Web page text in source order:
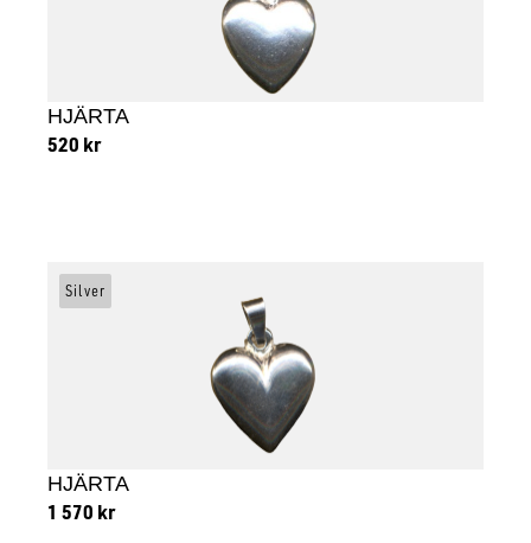
HJÄRTA
520 kr
HJÄRTA
1 570 kr
Silver